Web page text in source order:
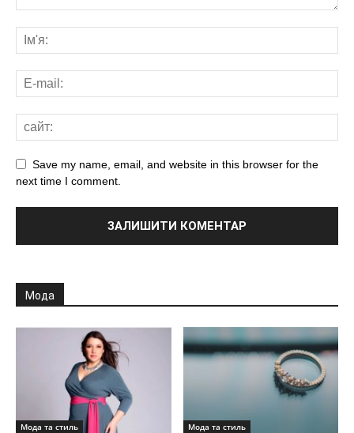
Save my name, email, and website in this browser for the
next time I comment.
Мода
Мода та стиль Мода та стиль